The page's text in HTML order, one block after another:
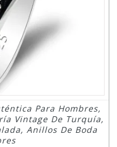
Para Hombres,
Vintage De Turquía,
Anillos De Boda